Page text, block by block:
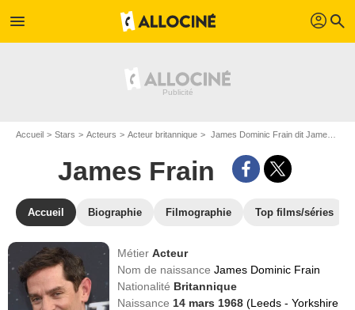
menu profil search
Accueil Stars Acteurs Acteur britannique James Dominic Frain dit James Frain
James Frain
Accueil Biographie Filmographie Top films/séries
MétierActeur
Nom de naissanceJames Dominic Frain
Nationalité Britannique
Naissance 14 mars 1968(Leeds - Yorkshire